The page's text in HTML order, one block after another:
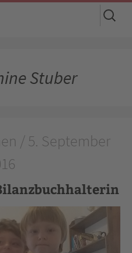
Suchen
nach:
Stuber
/ 5. September